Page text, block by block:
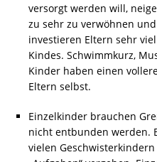
versorgt werden will,
zu sehr zu verwöhnen
investieren Eltern sehr
Kindes. Schwimmkurz,
Kinder haben einen
Eltern selbst.
Einzelkinder brauchen
nicht entbunden werden.
vielen